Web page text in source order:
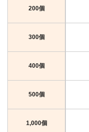
200個
300個
400個
500個
1,000個